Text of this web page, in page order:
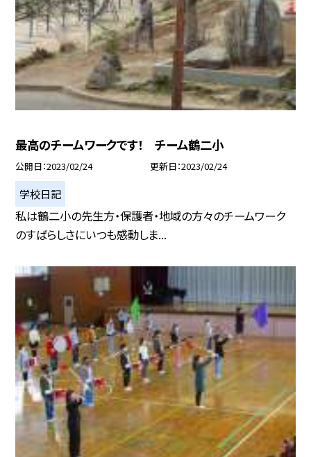
最高のチームワークです！ チーム鶴二小
公開日 2023/02/24 更新日 2023/02/24
学校日記
私は鶴二小の先生方・保護者・地域の方々のチームワーク
のすばらしさにいつも感動しま...